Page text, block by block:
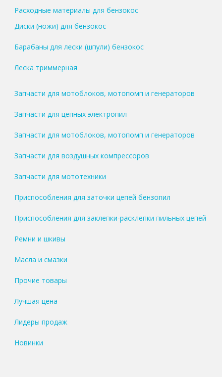
Расходные материалы для бензокос
Диски (ножи) для бензокос
Барабаны для лески (шпули) бензокос
Леска триммерная
Запчасти для мотоблоков, мотопомп и генераторов
Запчасти для цепных электропил
Запчасти для мотоблоков, мотопомп и генераторов
Запчасти для воздушных компрессоров
Запчасти для мототехники
Приспособления для заточки цепей бензопил
Приспособления для заклепки-расклепки пильных цепей
Ремни и шкивы
Масла и смазки
Прочие товары
Лучшая цена
Лидеры продаж
Новинки